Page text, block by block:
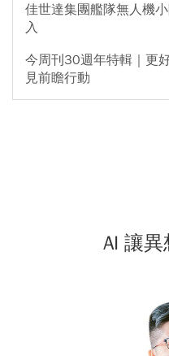
佳世達集團艦隊無人機
入
今周刊30週年特輯｜更
見前瞻行動
AI 讓